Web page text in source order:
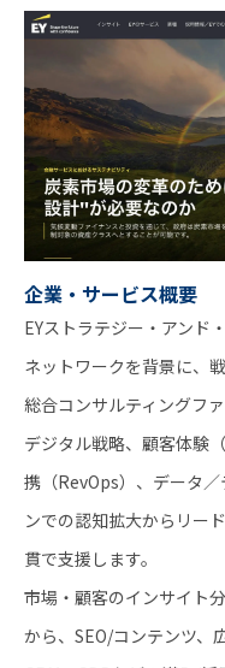
企業・サービス概要
EYストラテジー・アンド
ネットワークを背景に、
総合コンサルティングフ
デジタル戦略、顧客体験
携（RevOps）、データ
ンでの認知拡大からリー
貫で支援します。
市場・顧客のインサイト
から、SEO/コンテンツ、